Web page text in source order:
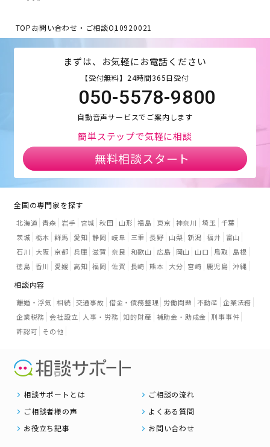
TOPお問い合わせ・ご相談O10920021
まずは、お気軽にお電話ください
【受付無料】24時間365日受付
050-5578-9800
自動音声サービスでご案内します
簡単ステップで気軽に相談
無料相談スタート
全国の専門家を探す
北海道 青森 岩手 宮城 秋田 山形 福島 東京 神奈川 埼玉
千葉
茨城 栃木 群馬 愛知 静岡 岐阜 三重 長野 山梨 新潟 福井
富山
石川
大阪 京都 兵庫 滋賀 奈良 和歌山 広島 岡山 山口 鳥取
島根
徳島 香川 愛媛 高知 福岡 佐賀 長崎 熊本 大分 宮崎 鹿児島 沖縄
相談内容
離婚・浮気 相続 交通事故 借金・債務整理 労働問題 不動産 企業法務
企業税務 会社設立 人事・労務 知的財産 補助金・助成金 刑事事件
許認可 その他
相談サポートとは
ご相談の流れ
ご相談者様の声
よくある質問
お役立ち記事
お問い合わせ